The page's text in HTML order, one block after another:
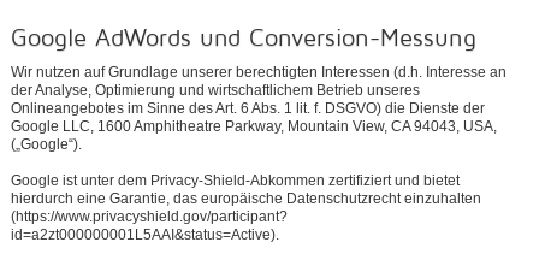
Google AdWords und Conversion-Messung
Wir nutzen auf Grundlage unserer berechtigten Interessen (d.h. Interesse an
der Analyse, Optimierung und wirtschaftlichem Betrieb unseres
Onlineangebotes im Sinne des Art. 6 Abs. 1 lit. f. DSGVO) die Dienste der
Google LLC, 1600 Amphitheatre Parkway, Mountain View, CA 94043, USA,
(„Google“).
Google ist unter dem Privacy-Shield-Abkommen zertifiziert und bietet
hierdurch eine Garantie, das europäische Datenschutzrecht einzuhalten
(https://www.privacyshield.gov/participant?
id=a2zt000000001L5AAI&status=Active).